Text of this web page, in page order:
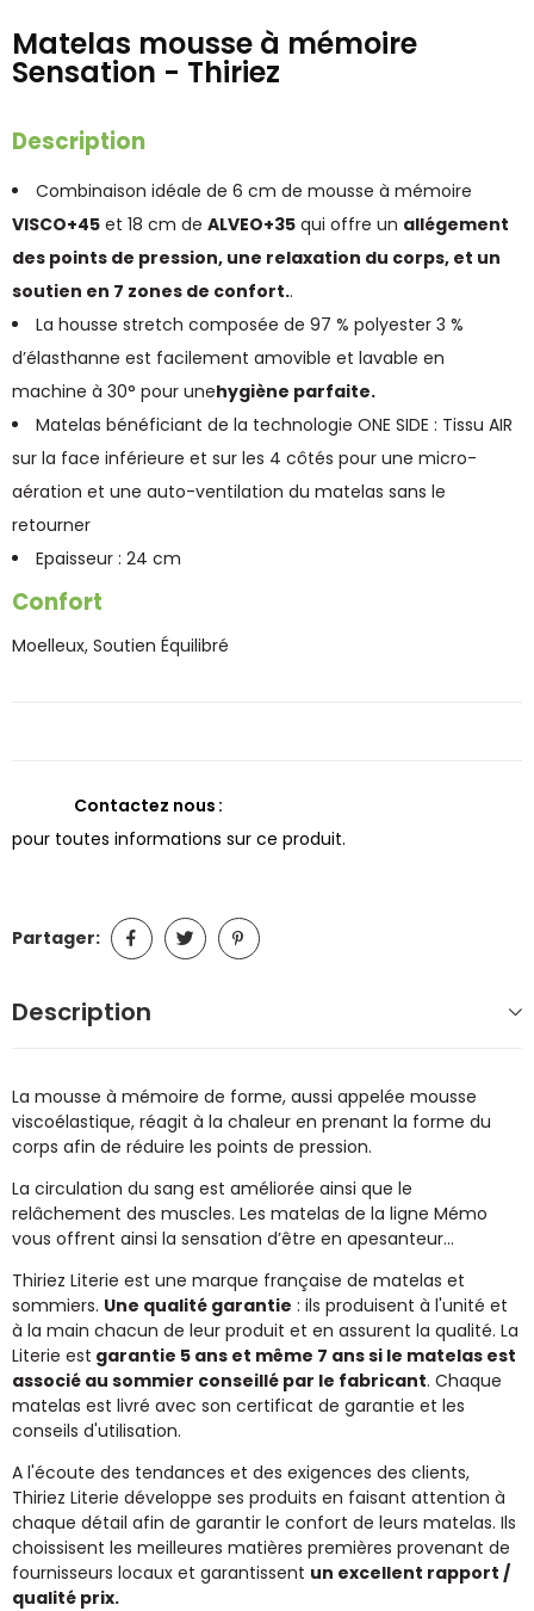
Matelas mousse à mémoire
Sensation - Thiriez
Description
Combinaison idéale de 6 cm de mousse à mémoire
VISCO+45 et 18 cm de ALVEO+35 qui offre un allégement
des points de pression, une relaxation du corps, et un
soutien en 7 zones de confort..
La housse stretch composée de 97 % polyester 3 %
d’élasthanne est facilement amovible et lavable en
machine à 30° pour unehygiène parfaite.
Matelas bénéficiant de la technologie ONE SIDE : Tissu AIR
sur la face inférieure et sur les 4 côtés pour une micro-
aération et une auto-ventilation du matelas sans le
retourner
Epaisseur : 24 cm
Confort
Moelleux, Soutien Équilibré
Contactez nous
pour toutes informations sur ce produit.
Partager:
Description
La mousse à mémoire de forme, aussi appelée mousse
viscoélastique, réagit à la chaleur en prenant la forme du
corps afin de réduire les points de pression.
La circulation du sang est améliorée ainsi que le
relâchement des muscles. Les matelas de la ligne Mémo
vous offrent ainsi la sensation d’être en apesanteur…
Thiriez Literie est une marque française de matelas et
sommiers. Une qualité garantie : ils produisent à l'unité et
à la main chacun de leur produit et en assurent la qualité. La
Literie est garantie 5 ans et même 7 ans si le matelas est
associé au sommier conseillé par le fabricant. Chaque
matelas est livré avec son certificat de garantie et les
conseils d'utilisation.
A l'écoute des tendances et des exigences des clients,
Thiriez Literie développe ses produits en faisant attention à
chaque détail afin de garantir le confort de leurs matelas. Ils
choissisent les meilleures matières premières provenant de
fournisseurs locaux et garantissent un excellent rapport /
qualité prix.